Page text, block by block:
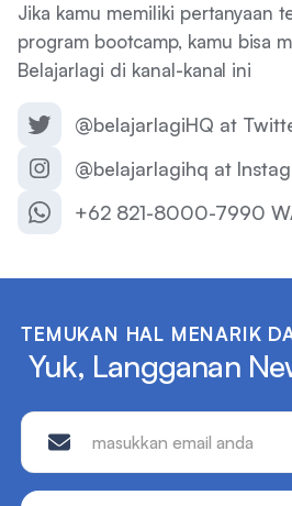
Jika kamu memiliki pertanyaan
program bootcamp, kamu bisa
Belajarlagi di kanal-kanal ini
@belajarlagiHQ at
@belajarlagihq at
+62 821-8000-7990
TEMUKAN HAL MENARIK
Yuk, Langganan